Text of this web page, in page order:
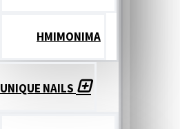
ΗΜΙΜΟΝΙΜΑ
UNIQUE NAILS